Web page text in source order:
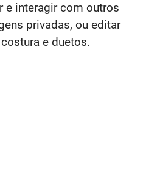
e interagir com outros
privadas, ou editar
e duetos.